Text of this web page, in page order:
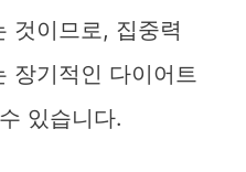
것이므로, 집중력
장기적인 다이어트
있습니다.